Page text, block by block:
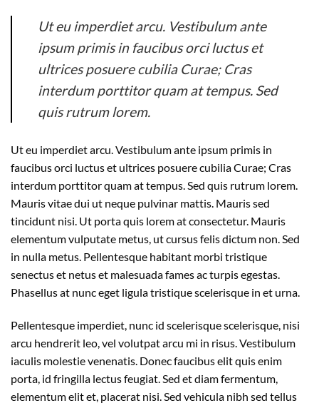
Ut eu imperdiet arcu. Vestibulum ante
ipsum primis in faucibus orci luctus et
ultrices posuere cubilia Curae; Cras
interdum porttitor quam at tempus. Sed
quis rutrum lorem.
Ut eu imperdiet arcu. Vestibulum ante ipsum primis in
faucibus orci luctus et ultrices posuere cubilia Curae; Cras
interdum porttitor quam at tempus. Sed quis rutrum lorem.
Mauris vitae dui ut neque pulvinar mattis. Mauris sed
tincidunt nisi. Ut porta quis lorem at consectetur. Mauris
elementum vulputate metus, ut cursus felis dictum non. Sed
in nulla metus. Pellentesque habitant morbi tristique
senectus et netus et malesuada fames ac turpis egestas.
Phasellus at nunc eget ligula tristique scelerisque in et urna.
Pellentesque imperdiet, nunc id scelerisque scelerisque, nisi
arcu hendrerit leo, vel volutpat arcu mi in risus. Vestibulum
iaculis molestie venenatis. Donec faucibus elit quis enim
porta, id fringilla lectus feugiat. Sed et diam fermentum,
elementum elit et, placerat nisi. Sed vehicula nibh sed tellus